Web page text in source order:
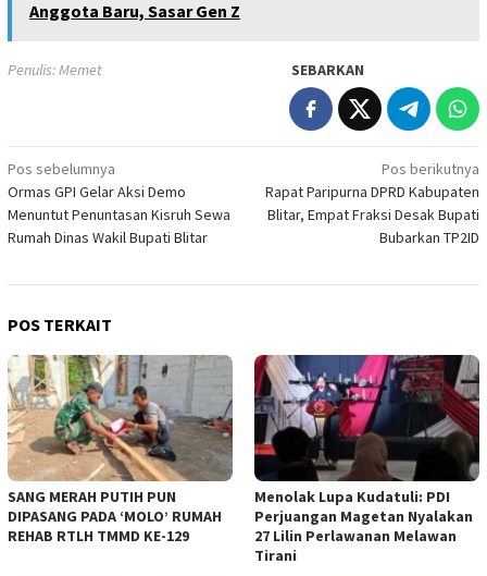
Anggota Baru, Sasar Gen Z
Penulis: Memet SEBARKAN
Navigasi
pos
Pos sebelumnya
Ormas GPI Gelar Aksi Demo
Menuntut Penuntasan Kisruh Sewa
Rumah Dinas Wakil Bupati Blitar
Pos berikutnya
Rapat Paripurna DPRD Kabupaten
Blitar, Empat Fraksi Desak Bupati
Bubarkan TP2ID
POS TERKAIT
SANG MERAH PUTIH PUN
DIPASANG PADA ‘MOLO’ RUMAH
REHAB RTLH TMMD KE-129
Menolak Lupa Kudatuli: PDI
Perjuangan Magetan Nyalakan
27 Lilin Perlawanan Melawan
Tirani